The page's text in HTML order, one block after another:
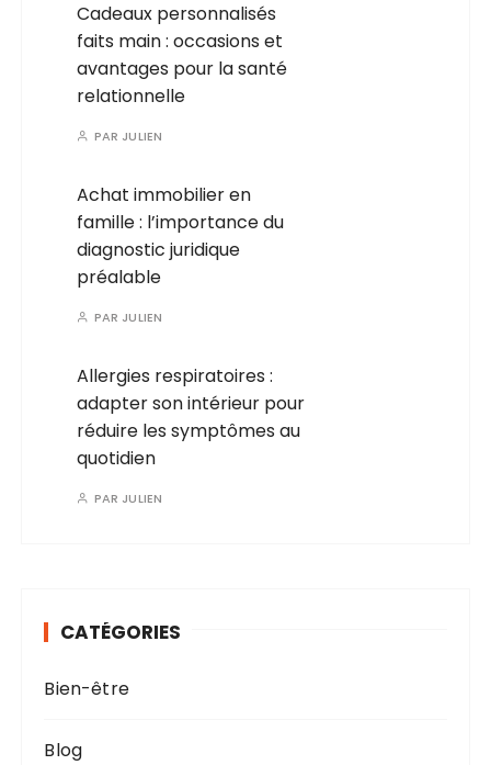
Cadeaux personnalisés
faits main : occasions et
avantages pour la santé
relationnelle
PAR JULIEN
Achat immobilier en
famille : l’importance du
diagnostic juridique
préalable
PAR JULIEN
Allergies respiratoires :
adapter son intérieur pour
réduire les symptômes au
quotidien
PAR JULIEN
CATÉGORIES
Bien-être
Blog